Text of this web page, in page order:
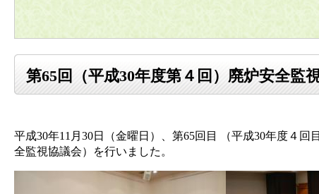
第65回（平成30年度第４回）廃炉安全監
平成30年11月30日（金曜日）、第65回目 （平成30年度４
全監視協議会）を行いました。